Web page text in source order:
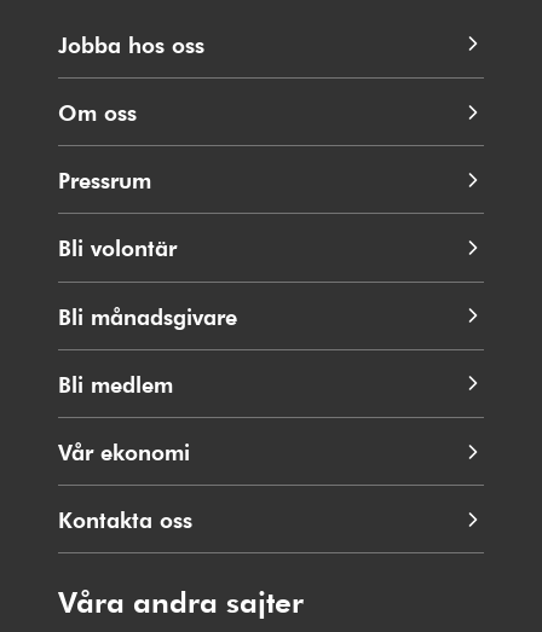
Jobba hos oss
Om oss
Pressrum
Bli volontär
Bli månadsgivare
Bli medlem
Vår ekonomi
Kontakta oss
Våra andra sajter